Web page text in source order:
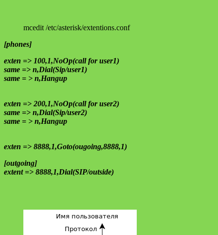
mcedit /etc/asterisk/extentions.conf
[phones]
exten => 100,1,NoOp(call for user1)
same => n,Dial(Sip/user1)
same = > n,Hangup
exten => 200,1,NoOp(call for user2)
same => n,Dial(Sip/user2)
same = > n,Hangup
exten => 8888,1,Goto(ougoing,8888,1)
[outgoing]
extent => 8888,1,Dial(SIP/outside)